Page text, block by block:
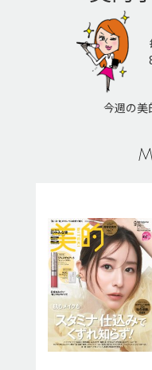
今週の美